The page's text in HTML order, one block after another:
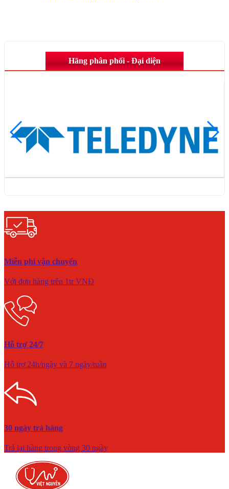
Hãng phân phối - Đại diện
Miễn phí vận chuyển
Với đơn hàng trên 1tr VNĐ
Hỗ trợ 24/7
Hỗ trợ 24h/ngày và 7 ngày/tuần
30 ngày trả hàng
Trả lại hàng trong vòng 30 ngày